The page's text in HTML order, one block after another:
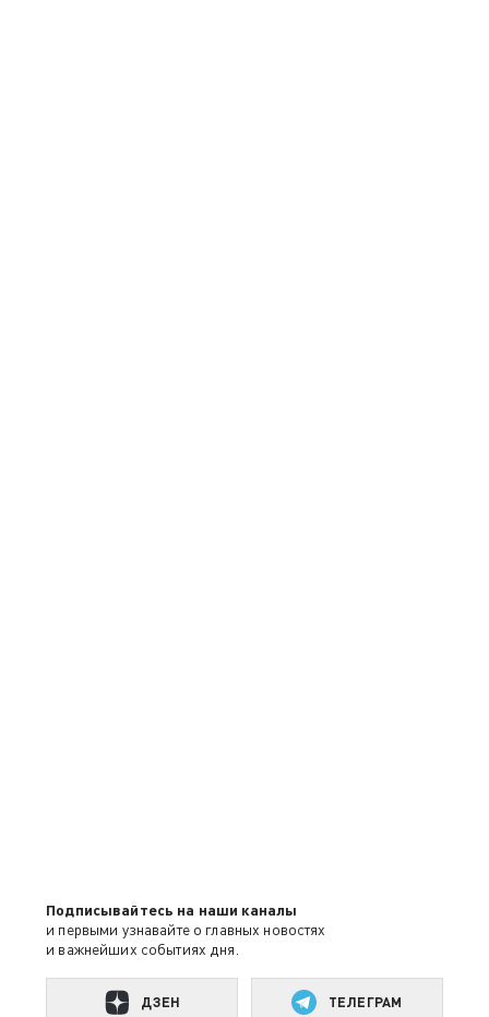
Подписывайтесь на наши каналы
и первыми узнавайте о главных новостях
и важнейших событиях дня.
ДЗЕН ТЕЛЕГРАМ